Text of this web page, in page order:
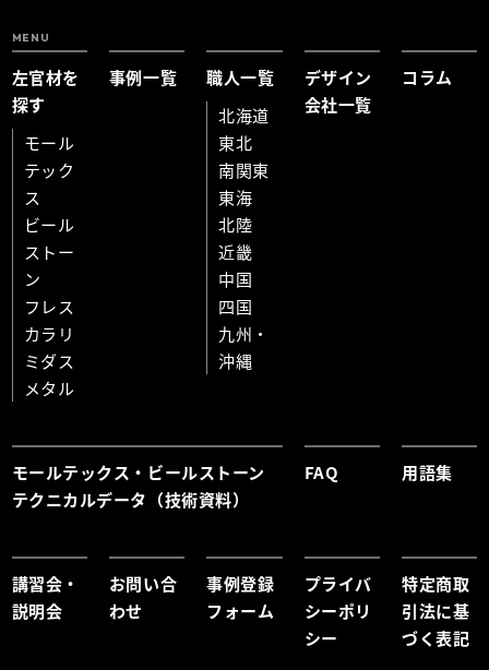
MENU
左官材を
探す
モール
テック
ス
ビール
ストー
ン
フレス
カラリ
ミダス
メタル
事例一覧
職人一覧
北海道
東北
南関東
東海
北陸
近畿
中国
四国
九州・
沖縄
デザイン
会社一覧
コラム
モールテックス・ビールストーン
テクニカルデータ（技術資料）
FAQ 用語集
講習会・
説明会
お問い合
わせ
事例登録
フォーム
プライバ
シーポリ
シー
特定商取
引法に基
づく表記